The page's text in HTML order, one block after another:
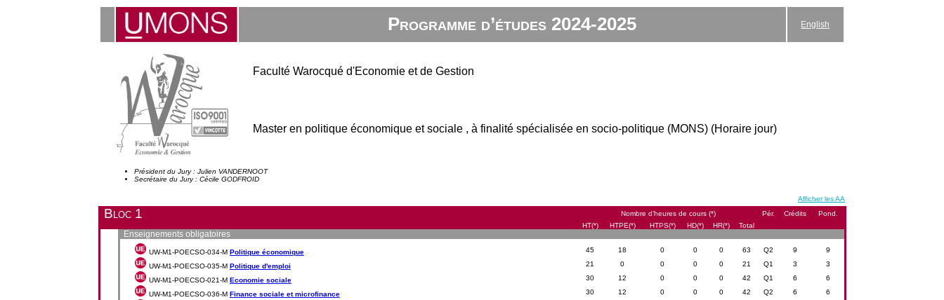
Programme d’études 2024-2025 English
Faculté Warocqué d'Economie et de Gestion
Master en politique économique et sociale , à finalité spécialisée en socio-politique (MONS) (Horaire jour)
Président du Jury : Julien VANDERNOOT
Secrétaire du Jury : Cécile GODFROID
Afficher les AA
Bloc 1 Nombre d’heures de cours (*) Pér. Crédits
Pond.
HT(*)
HTPE(*) HTPS(*) HD(*) HR(*) Total
Enseignements obligatoires
UW-M1-POECSO-034-M Politique économique 45 18 0 0 0 63 Q2 9 9
UW-M1-POECSO-035-M Politique d'emploi 21 0 0 0 0 21 Q1 3 3
UW-M1-POECSO-021-M Economie sociale 30 12 0 0 0 42 Q1 6 6
UW-M1-POECSO-036-M Finance sociale et microfinance 30 12 0 0 0 42 Q2 6 6